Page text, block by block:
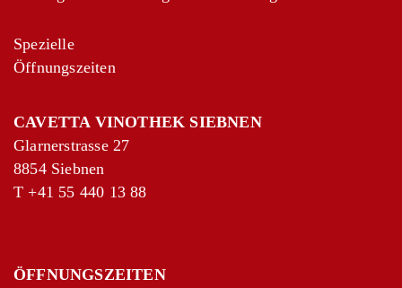
Spezielle
Öffnungszeiten
CAVETTA VINOTHEK SIEBNEN
Glarnerstrasse 27
8854 Siebnen
T +41 55 440 13 88
ÖFFNUNGSZEITEN